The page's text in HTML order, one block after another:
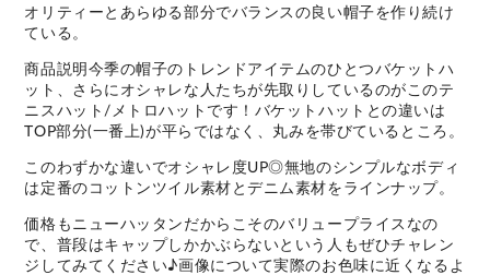
オリティーとあらゆる部分でバランスの良い帽子を作り続け
ている。
商品説明今季の帽子のトレンドアイテムのひとつバケットハ
ット、さらにオシャレな人たちが先取りしているのがこのテ
ニスハット/メトロハットです！バケットハットとの違いは
TOP部分(一番上)が平らではなく、丸みを帯びているところ。
このわずかな違いでオシャレ度UP◎無地のシンプルなボディ
は定番のコットンツイル素材とデニム素材をラインナップ。
価格もニューハッタンだからこそのバリュープライスなの
で、普段はキャップしかかぶらないという人もぜひチャレン
ジしてみてください♪画像について実際のお色味に近くなるよ